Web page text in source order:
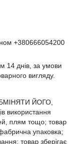
+380666054200
14 днів, за умови
вигляду.
ЙОГО,
використання
плям тощо; товар
упаковка;
товар зберігає